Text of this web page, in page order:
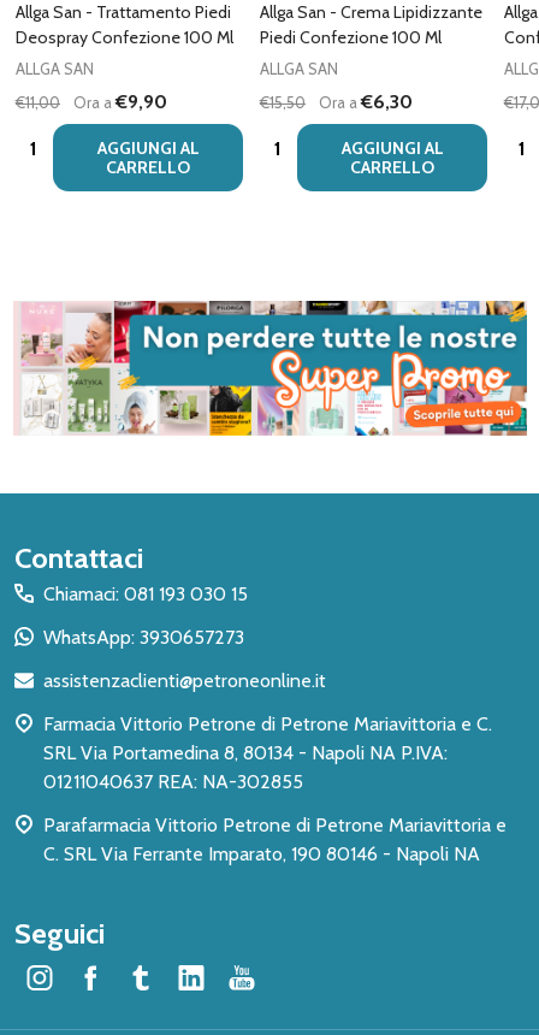
Allga San - Trattamento Piedi
Deospray Confezione 100 Ml
ALLGA SAN
€11,00
Ora a€9,90
Quantità:
AGGIUNGI AL
CARRELLO
Allga San - Crema Lipidizzante
Piedi Confezione 100 Ml
ALLGA SAN
€15,50
Ora a€6,30
Quantità:
AGGIUNGI AL
CARRELLO
Inizio
del
piè
pagina
Contattaci
Chiamaci: 081 193 030 15
WhatsApp: 3930657273
assistenzaclienti@petroneonline.it
Farmacia Vittorio Petrone di Petrone Mariavittoria e C.
SRL Via Portamedina 8, 80134 - Napoli NA P.IVA:
01211040637 REA: NA-302855
Parafarmacia Vittorio Petrone di Petrone Mariavittoria e
C. SRL Via Ferrante Imparato, 190 80146 - Napoli NA
Seguici